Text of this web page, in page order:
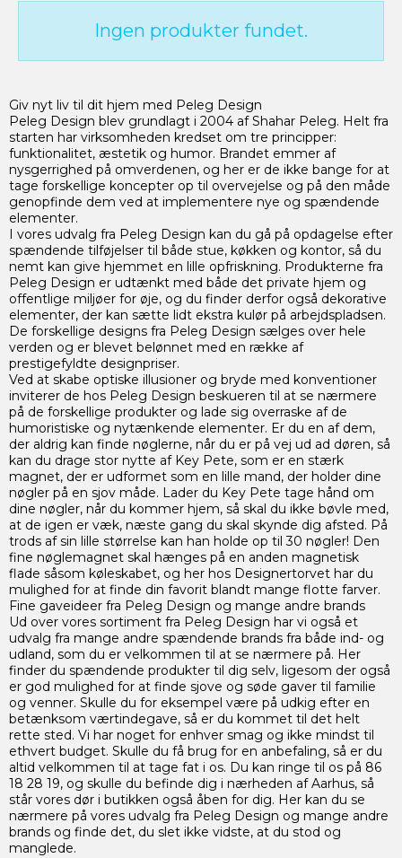
Ingen produkter fundet.
Giv nyt liv til dit hjem med Peleg Design
Peleg Design blev grundlagt i 2004 af Shahar Peleg. Helt fra
starten har virksomheden kredset om tre principper:
funktionalitet, æstetik og humor. Brandet emmer af
nysgerrighed på omverdenen, og her er de ikke bange for at
tage forskellige koncepter op til overvejelse og på den måde
genopfinde dem ved at implementere nye og spændende
elementer.
I vores udvalg fra Peleg Design kan du gå på opdagelse efter
spændende tilføjelser til både stue, køkken og kontor, så du
nemt kan give hjemmet en lille opfriskning. Produkterne fra
Peleg Design er udtænkt med både det private hjem og
offentlige miljøer for øje, og du finder derfor også dekorative
elementer, der kan sætte lidt ekstra kulør på arbejdspladsen.
De forskellige designs fra Peleg Design sælges over hele
verden og er blevet belønnet med en række af
prestigefyldte designpriser.
Ved at skabe optiske illusioner og bryde med konventioner
inviterer de hos Peleg Design beskueren til at se nærmere
på de forskellige produkter og lade sig overraske af de
humoristiske og nytænkende elementer. Er du en af dem,
der aldrig kan finde nøglerne, når du er på vej ud ad døren, så
kan du drage stor nytte af Key Pete, som er en stærk
magnet, der er udformet som en lille mand, der holder dine
nøgler på en sjov måde. Lader du Key Pete tage hånd om
dine nøgler, når du kommer hjem, så skal du ikke bøvle med,
at de igen er væk, næste gang du skal skynde dig afsted. På
trods af sin lille størrelse kan han holde op til 30 nøgler! Den
fine nøglemagnet skal hænges på en anden magnetisk
flade såsom køleskabet, og her hos Designertorvet har du
mulighed for at finde din favorit blandt mange flotte farver.
Fine gaveideer fra Peleg Design og mange andre brands
Ud over vores sortiment fra Peleg Design har vi også et
udvalg fra mange andre spændende brands fra både ind- og
udland, som du er velkommen til at se nærmere på. Her
finder du spændende produkter til dig selv, ligesom der også
er god mulighed for at finde sjove og søde gaver til familie
og venner. Skulle du for eksempel være på udkig efter en
betænksom værtindegave, så er du kommet til det helt
rette sted. Vi har noget for enhver smag og ikke mindst til
ethvert budget. Skulle du få brug for en anbefaling, så er du
altid velkommen til at tage fat i os. Du kan ringe til os på 86
18 28 19, og skulle du befinde dig i nærheden af Aarhus, så
står vores dør i butikken også åben for dig. Her kan du se
nærmere på vores udvalg fra Peleg Design og mange andre
brands og finde det, du slet ikke vidste, at du stod og
manglede.